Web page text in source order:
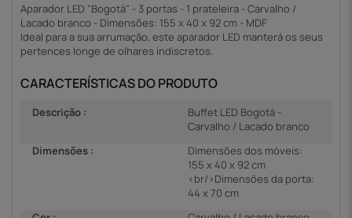
Aparador LED "Bogotá" - 3 portas - 1 prateleira - Carvalho /
Lacado branco - Dimensões: 155 x 40 x 92 cm - MDF
Ideal para a sua arrumação, este aparador LED manterá os seus
pertences longe de olhares indiscretos.
CARACTERÍSTICAS DO PRODUTO
Descrição :
Buffet LED Bogotá -
Carvalho / Lacado branco
Dimensões :
Dimensões dos móveis:
155 x 40 x 92 cm
<br/>Dimensões da porta:
44 x 70 cm